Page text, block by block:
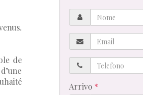
de
Nome
Email
Telefono
Arrivo